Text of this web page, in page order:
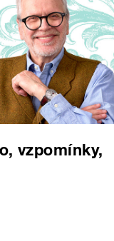
vzpomínky,